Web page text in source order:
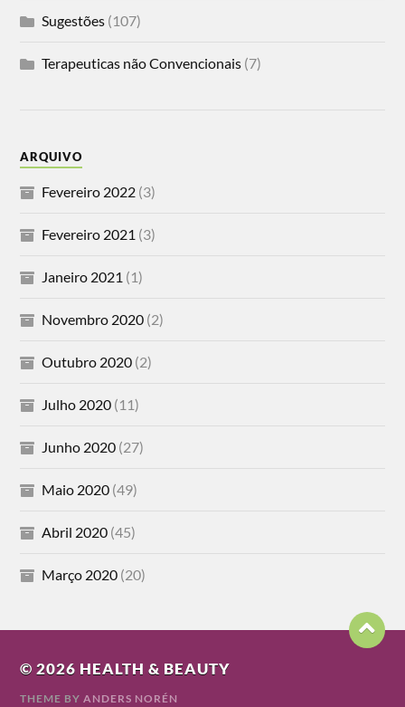
Sugestões (107)
Terapeuticas não Convencionais (7)
ARQUIVO
Fevereiro 2022 (3)
Fevereiro 2021 (3)
Janeiro 2021 (1)
Novembro 2020 (2)
Outubro 2020 (2)
Julho 2020 (11)
Junho 2020 (27)
Maio 2020 (49)
Abril 2020 (45)
Março 2020 (20)
© 2026 HEALTH & BEAUTY
THEME BYANDERS NORÉN